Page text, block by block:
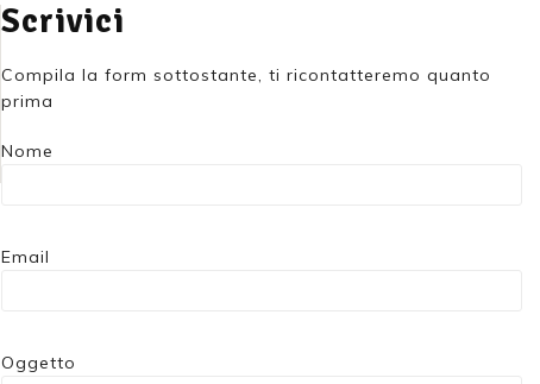
Scrivici
Compila la form sottostante, ti ricontatteremo quanto
prima
Nome
Email
Oggetto